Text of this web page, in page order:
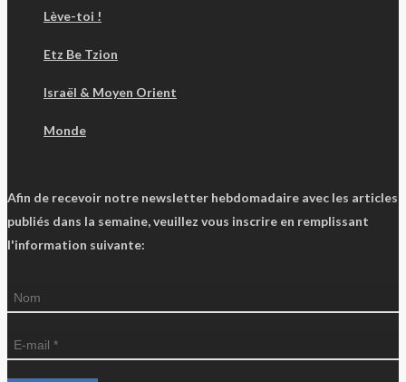
Lève-toi !
Etz Be Tzion
Israël & Moyen Orient
Monde
Afin de recevoir notre newsletter hebdomadaire avec les articles
publiés dans la semaine, veuillez vous inscrire en remplissant
l'information suivante: